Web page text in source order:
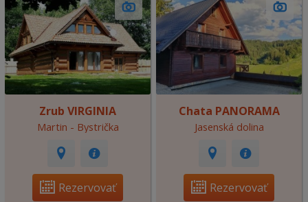
Zrub VIRGINIA
Martin - Bystrička
Rezervovať
Chata PANORAMA
Jasenská dolina
Rezervovať